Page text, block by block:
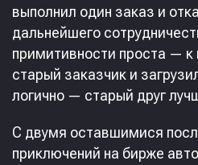
выполнил один заказ и
дальнейшего
примитивности проста — к
старый заказчик и
логично — старый друг
С двумя оставшимися
приключений на бирже